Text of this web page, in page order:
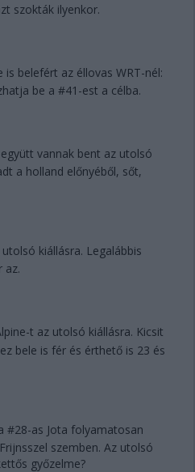
szokták ilyenkor.
is belefért az éllovas WRT-nél:
be a #41-est a célba.
vannak bent az utolsó
a holland előnyéből, sőt,
kiállásra. Legalábbis
az.
t az utolsó kiállásra. Kicsit
bele is fér és érthető is 23 és
#28-as Jota folyamatosan
szemben. Az utolsó
győzelme?